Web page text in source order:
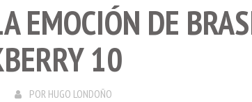
EMOCIÓN DE
10
POR HUGO LONDOÑO